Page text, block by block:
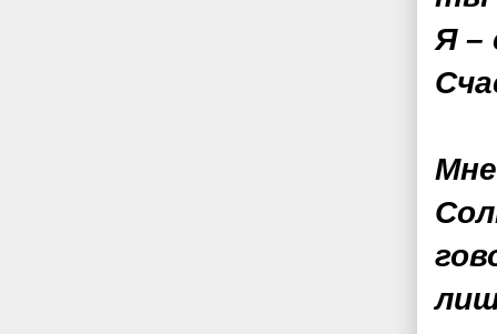
Я –